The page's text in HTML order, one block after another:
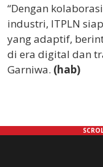
“Dengan
industri, ITPLN
yang adaptif,
di era digital dan
Garniwa. (hab)